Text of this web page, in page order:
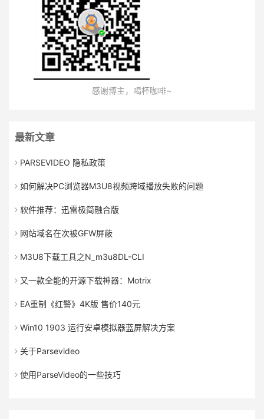
感谢博主，喝杯咖啡~
最新文章
PARSEVIDEO 隐私政策
如何解决PC浏览器M3U8视频跨域播放失败的问题
软件推荐：迅雷极简融合版
网站域名在次被GFW屏蔽
M3U8下载工具之N_m3u8DL-CLI
又一款全能的开源下载神器：Motrix
EA重制《红警》4K版 售价140元
Win10 1903 运行安卓模拟器蓝屏解决方案
关于Parsevideo
使用ParseVideo的一些技巧